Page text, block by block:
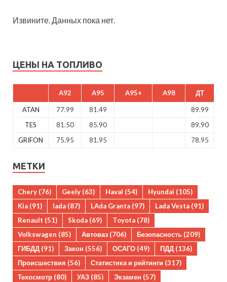
Извините. Данных пока нет.
ЦЕНЫ НА ТОПЛИВО
A92 A95 A95+ A98 ДТ
ATAN 77.99 81.49
89.99
TES
81.50 85.90
89.90
GRIFON
75.95 81.95 78.95
МЕТКИ
Chery (76) Geely (63) Haval (54) Hyundai (105)
Kia (91) lada (87) LAda Granta (97) Lada Vesta (91)
Renault (51) Skoda (69) Toyota (78)
Volkswagen (85) Автоваз (706) Безопасность (209)
ГИБДД (91) Закон (556) ОСАГО (49) ПДД (136)
Происшествия (56) Статистика и рейтинги (317)
Техосмотр (80) УАЗ (85) Экзамен (57)